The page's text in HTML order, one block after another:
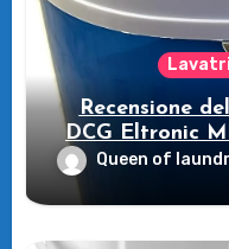
Recensione
DCG Eltronic
Queen of